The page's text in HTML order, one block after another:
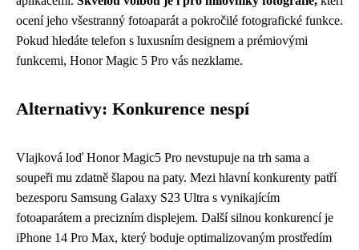
ocení jeho všestranný fotoaparát a pokročilé fotografické funkce.
Pokud hledáte telefon s luxusním designem a prémiovými
funkcemi, Honor Magic 5 Pro vás nezklame.
Alternativy: Konkurence nespí
Vlajková loď Honor Magic5 Pro nevstupuje na trh sama a
soupeři mu zdatně šlapou na paty. Mezi hlavní konkurenty patří
bezesporu Samsung Galaxy S23 Ultra s vynikajícím
fotoaparátem a precizním displejem. Další silnou konkurencí je
iPhone 14 Pro Max, který boduje optimalizovaným prostředím